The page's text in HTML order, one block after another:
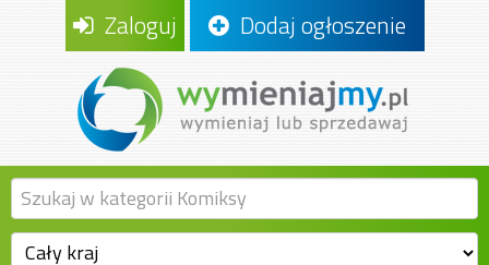
Zaloguj Dodaj ogłoszenie